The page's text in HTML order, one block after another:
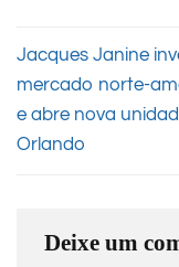
Jacques Janine
mercado norte-
e abre nova
Orlando
Deixe um